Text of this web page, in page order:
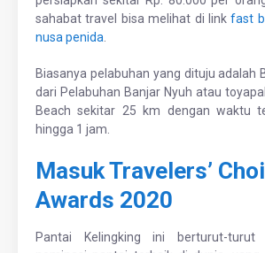
sahabat travel bisa melihat di linkfast
nusa penida.
Biasanya pelabuhan yang dituju adalah
dari Pelabuhan Banjar Nyuh atau
Beach sekitar 25 km dengan waktu
hingga 1 jam.
Masuk Travelers’
Awards 2020
Pantai Kelingking ini berturut-turut